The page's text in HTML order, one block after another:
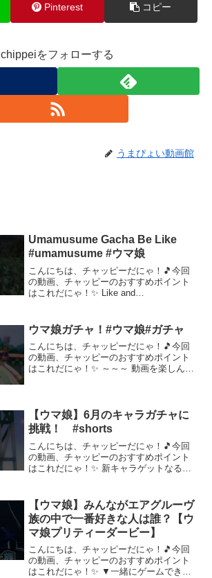
Pinterest コピー
chippeiをフォローする
うまぴょい動画館
Umamusume Gacha Be Like
#umamusume #ウマ娘
こんにちは、チャッピーだにゃ！🎵今回
の動画、チャッピーのおすすめポイント
はこれだにゃ！✨ Like and
ウマ娘ガチャ！#ウマ娘#ガチャ
こんにちは、チャッピーだにゃ！🎵今回
の動画、チャッピーのおすすめポイント
はこれだにゃ！✨ ～～～ 動画を楽しんだ
【ウマ娘】6月のキャラガチャに
挑戦！ #shorts
こんにちは、チャッピーだにゃ！🎵今回
の動画、チャッピーのおすすめポイント
はこれだにゃ！✨ 新キャラゲットなる
キャップ～～～ 動画を楽しんだら、配信
者さんのチャンネ...
【ウマ娘】みんながエアグルーヴ
族の中で一番好きな人は誰？【ウ
マ娘プリティーダービー】
こんにちは、チャッピーだにゃ！🎵今回
の動画、チャッピーのおすすめポイント
はこれだにゃ！✨ ▼一緒にゲームできる